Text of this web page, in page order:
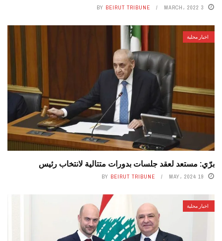
3 MARCH، 2022 BY BEIRUT TRIBUNE
اخبار محلية
برّي: مستعد لعقد جلسات بدورات متتالية لانتخاب رئيس
19 MAY، 2024 BY BEIRUT TRIBUNE
اخبار محلية